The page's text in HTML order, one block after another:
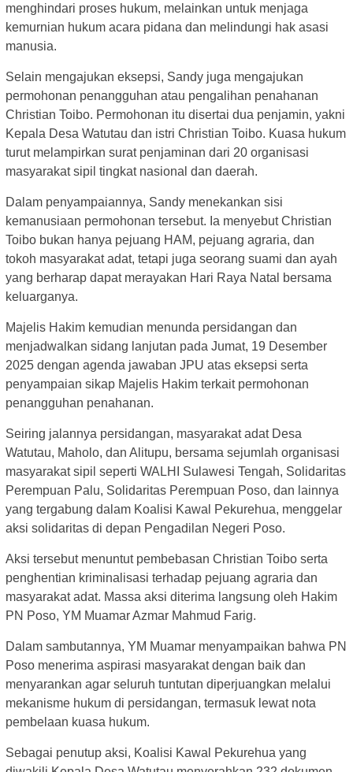
menghindari proses hukum, melainkan untuk menjaga
kemurnian hukum acara pidana dan melindungi hak asasi
manusia.
Selain mengajukan eksepsi, Sandy juga mengajukan
permohonan penangguhan atau pengalihan penahanan
Christian Toibo. Permohonan itu disertai dua penjamin, yakni
Kepala Desa Watutau dan istri Christian Toibo. Kuasa hukum
turut melampirkan surat penjaminan dari 20 organisasi
masyarakat sipil tingkat nasional dan daerah.
Dalam penyampaiannya, Sandy menekankan sisi
kemanusiaan permohonan tersebut. Ia menyebut Christian
Toibo bukan hanya pejuang HAM, pejuang agraria, dan
tokoh masyarakat adat, tetapi juga seorang suami dan ayah
yang berharap dapat merayakan Hari Raya Natal bersama
keluarganya.
Majelis Hakim kemudian menunda persidangan dan
menjadwalkan sidang lanjutan pada Jumat, 19 Desember
2025 dengan agenda jawaban JPU atas eksepsi serta
penyampaian sikap Majelis Hakim terkait permohonan
penangguhan penahanan.
Seiring jalannya persidangan, masyarakat adat Desa
Watutau, Maholo, dan Alitupu, bersama sejumlah organisasi
masyarakat sipil seperti WALHI Sulawesi Tengah, Solidaritas
Perempuan Palu, Solidaritas Perempuan Poso, dan lainnya
yang tergabung dalam Koalisi Kawal Pekurehua, menggelar
aksi solidaritas di depan Pengadilan Negeri Poso.
Aksi tersebut menuntut pembebasan Christian Toibo serta
penghentian kriminalisasi terhadap pejuang agraria dan
masyarakat adat. Massa aksi diterima langsung oleh Hakim
PN Poso, YM Muamar Azmar Mahmud Farig.
Dalam sambutannya, YM Muamar menyampaikan bahwa PN
Poso menerima aspirasi masyarakat dengan baik dan
menyarankan agar seluruh tuntutan diperjuangkan melalui
mekanisme hukum di persidangan, termasuk lewat nota
pembelaan kuasa hukum.
Sebagai penutup aksi, Koalisi Kawal Pekurehua yang